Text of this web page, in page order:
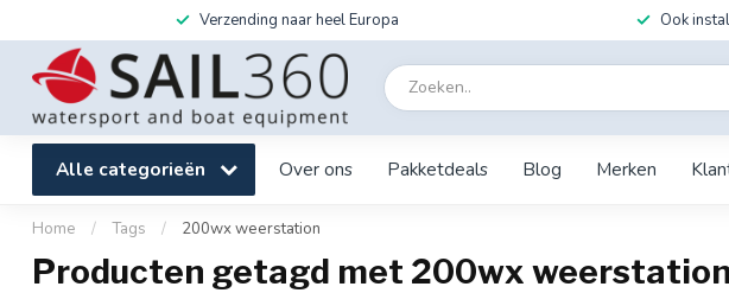
Verzending naar heel Europa Ook
Alle categorieën Over ons Pakketdeals Blog Merken
Home / Tags / 200wx weerstation
Producten getagd met 200wx weerstation